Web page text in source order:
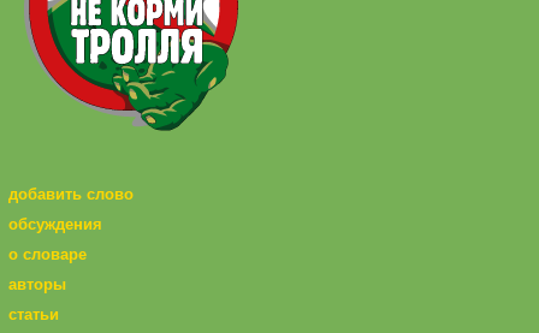
добавить слово
обсуждения
о словаре
авторы
статьи